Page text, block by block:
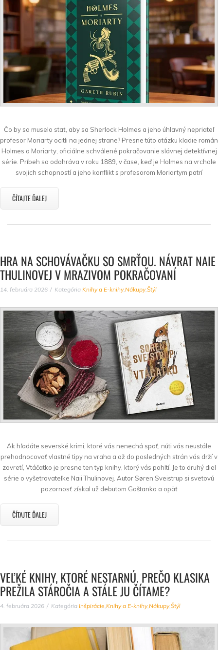
Čo by sa muselo stať, aby sa Sherlock Holmes a jeho úhlavný nepriateľ
profesor Moriarty ocitli na jednej strane? Presne túto otázku kladie román
Holmes a Moriarty, oficiálne schválené pokračovanie slávnej detektívnej
série. Príbeh sa odohráva v roku 1889, v čase, keď je Holmes na vrchole
svojich schopností a jeho konflikt s profesorom Moriartym patrí
ČÍTAJTE ĎALEJ
HRA NA SCHOVÁVAČKU SO SMRŤOU. NÁVRAT NAIE
THULINOVEJ V MRAZIVOM POKRAČOVANÍ
14. februára 2026 Kategória Knihy a E-knihy,Nákupy,Štýl
Ak hľadáte severské krimi, ktoré vás nenechá spať, núti vás neustále
prehodnocovať vlastné tipy na vraha a až do posledných strán vás drží v
zovretí, Vtáčatko je presne ten typ knihy, ktorý vás pohltí. Je to druhý diel
série o vyšetrovateľke Naii Thulinovej. Autor Søren Sveistrup si svetovú
pozornosť získal už debutom Gaštanko a opäť
ČÍTAJTE ĎALEJ
VEĽKÉ KNIHY, KTORÉ NESTARNÚ. PREČO KLASIKA
PREŽILA STÁROČIA A STÁLE JU ČÍTAME?
4. februára 2026 Kategória Inšpirácie,Knihy a E-knihy,Nákupy,Štýl